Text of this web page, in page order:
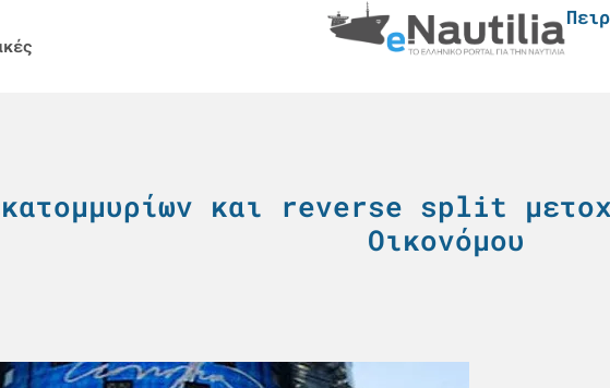
και reverse split
Οικονόμου